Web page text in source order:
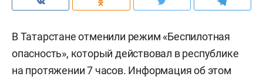
В Татарстане отменили режим «Беспилотная
опасность», который действовал в республике
на протяжении 7 часов. Информация об этом